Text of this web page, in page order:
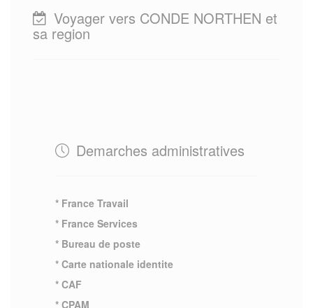
Voyager vers CONDE NORTHEN et
sa region
Demarches administratives
* France Travail
* France Services
* Bureau de poste
* Carte nationale identite
* CAF
* CPAM